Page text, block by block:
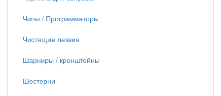
Чипы / Программаторы
Чистящие лезвия
Шарниры / кронштейны
Шестерни